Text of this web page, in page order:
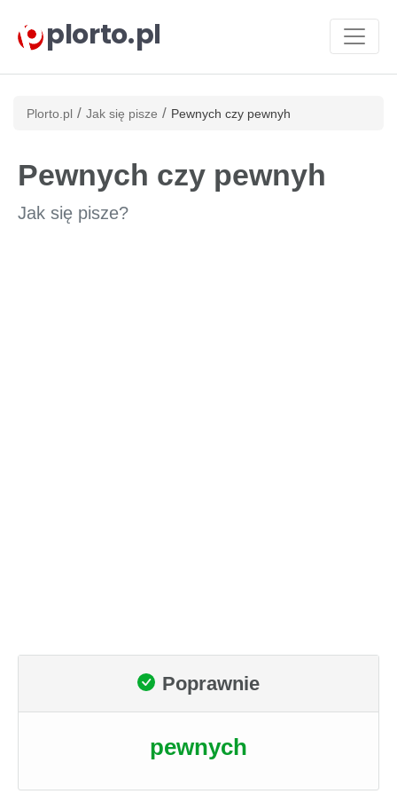
plorto.pl
Plorto.pl / Jak się pisze / Pewnych czy pewnyh
Pewnych czy pewnyh
Jak się pisze?
Poprawnie
pewnych